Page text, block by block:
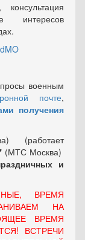
интересов
военным
почте,
получения
(работает
(МТС Москва)
и
ВРЕМЯ
НА
ВРЕМЯ
ВСТРЕЧИ